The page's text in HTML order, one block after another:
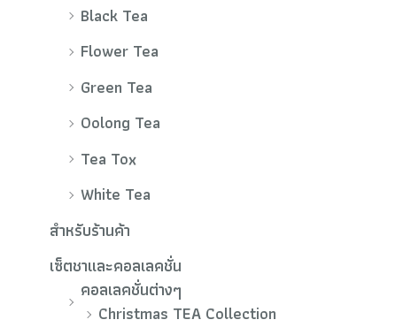
Black Tea
Flower Tea
Green Tea
Oolong Tea
Tea Tox
White Tea
สำหรับร้านค้า
เซ็ตชาและคอลเลคชั่น
คอลเลคชั่นต่างๆ
Christmas TEA Collection